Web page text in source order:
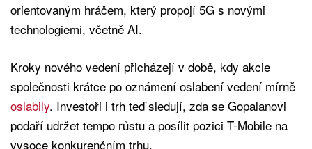
orientovaným hráčem, který propojí 5G s novými
technologiemi, včetně AI.
Kroky nového vedení přicházejí v době, kdy akcie
společnosti krátce po oznámení oslabení vedení mírně
oslabily. Investoři i trh teď sledují, zda se Gopalanovi
podaří udržet tempo růstu a posílit pozici T-Mobile na
vysoce konkurenčním trhu.